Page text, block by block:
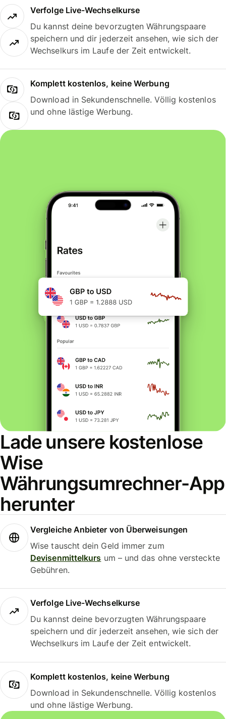
Verfolge Live-Wechselkurse
Du kannst deine bevorzugten Währungspaare
speichern und dir jederzeit ansehen, wie sich der
Wechselkurs im Laufe der Zeit entwickelt.
Komplett kostenlos, keine Werbung
Download in Sekundenschnelle. Völlig kostenlos
und ohne lästige Werbung.
Lade unsere kostenlose
Wise
Währungsumrechner-App
herunter
Vergleiche Anbieter von Überweisungen
Wise tauscht dein Geld immer zum
Devisenmittelkurs um – und das ohne versteckte
Gebühren.
Verfolge Live-Wechselkurse
Du kannst deine bevorzugten Währungspaare
speichern und dir jederzeit ansehen, wie sich der
Wechselkurs im Laufe der Zeit entwickelt.
Komplett kostenlos, keine Werbung
Download in Sekundenschnelle. Völlig kostenlos
und ohne lästige Werbung.